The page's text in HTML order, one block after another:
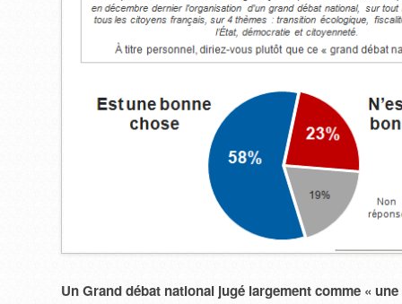
Un Grand débat national jugé largement comme «